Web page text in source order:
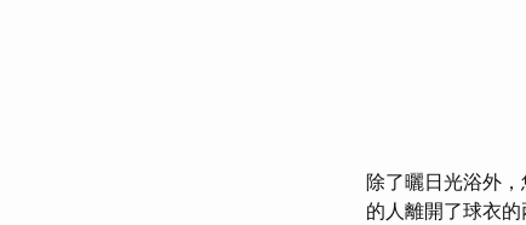
除了曬日光浴外，
的人離開了球衣